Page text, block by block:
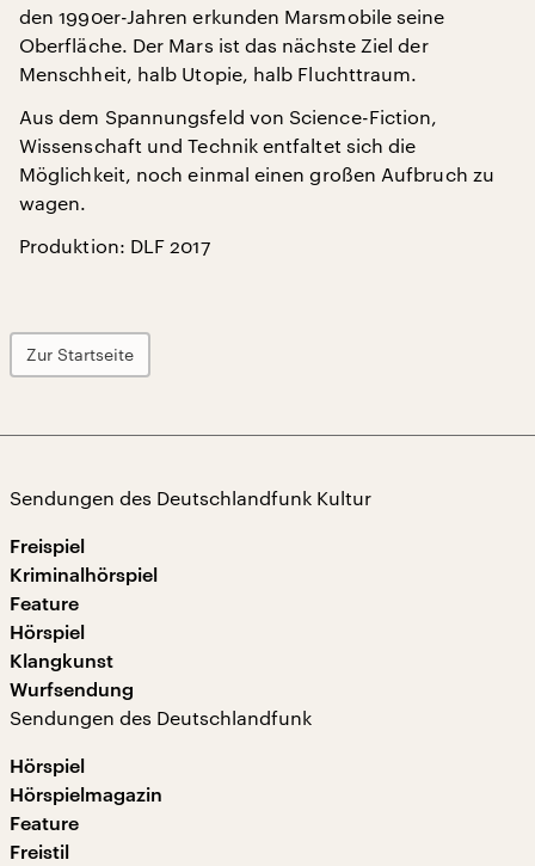
den 1990er-Jahren erkunden Marsmobile seine
Oberfläche. Der Mars ist das nächste Ziel der
Menschheit, halb Utopie, halb Fluchttraum.
Aus dem Spannungsfeld von Science-Fiction,
Wissenschaft und Technik entfaltet sich die
Möglichkeit, noch einmal einen großen Aufbruch zu
wagen.
Produktion: DLF 2017
Zur Startseite
Sendungen des Deutschlandfunk Kultur
Freispiel
Kriminalhörspiel
Feature
Hörspiel
Klangkunst
Wurfsendung
Sendungen des Deutschlandfunk
Hörspiel
Hörspielmagazin
Feature
Freistil